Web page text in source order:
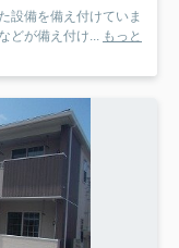
設備を備え付けていま
どが備え付け... もっと